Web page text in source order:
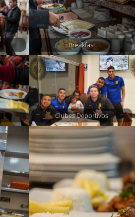
Breakfast
Clubes Deportivos